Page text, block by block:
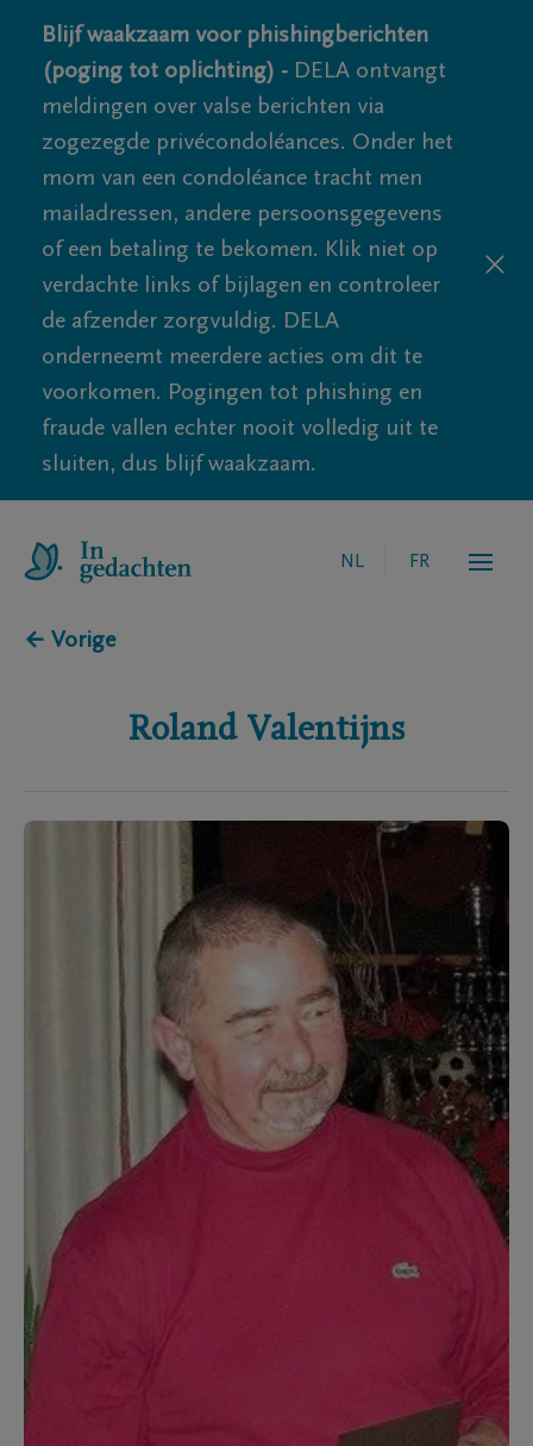
Blijf waakzaam voor phishingberichten
(poging tot oplichting) - DELA ontvangt
meldingen over valse berichten via
zogezegde privécondoléances. Onder het
mom van een condoléance tracht men
mailadressen, andere persoonsgegevens
of een betaling te bekomen. Klik niet op
verdachte links of bijlagen en controleer
de afzender zorgvuldig. DELA
onderneemt meerdere acties om dit te
voorkomen. Pogingen tot phishing en
fraude vallen echter nooit volledig uit te
sluiten, dus blijf waakzaam.
NL FR
← Vorige
Roland Valentijns